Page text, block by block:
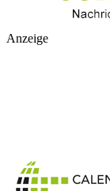
Anzeige